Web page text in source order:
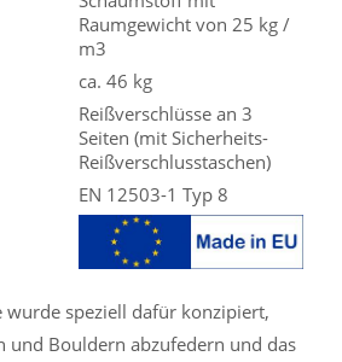
Raumgewicht von 25 kg /
m3
ca. 46 kg
Reißverschlüsse an 3
Seiten (mit Sicherheits-
Reißverschlusstaschen)
EN 12503-1 Typ 8
wurde speziell dafür konzipiert,
und Bouldern abzufedern und das